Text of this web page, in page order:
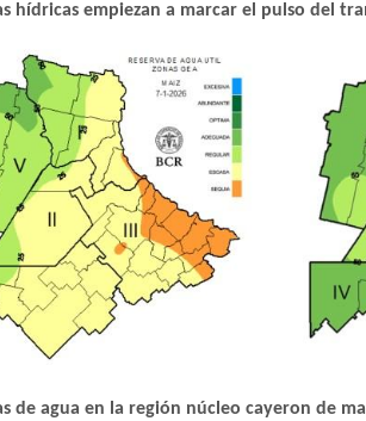
hídricas empiezan a marcar el pulso del
de agua en la región núcleo cayeron de